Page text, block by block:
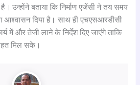
है। उन्होंने बताया कि निर्माण एजेंसी ने तय समय
आश्वासन दिया है। साथ ही एचएसआरडीसी
में और तेजी लाने के निर्देश दिए जाएंगे ताकि
मिल सके।